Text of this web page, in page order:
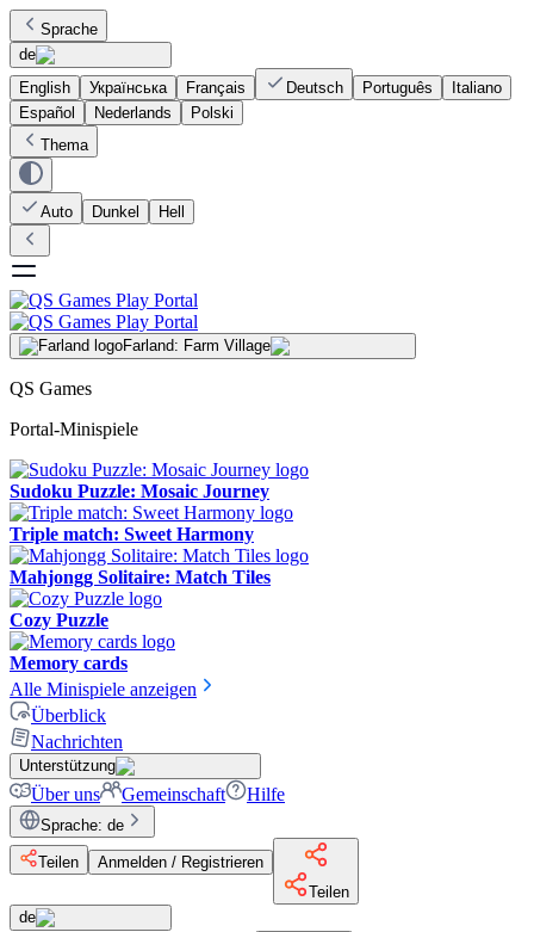
Sprache
de
English
Українська Français Deutsch Português
Italiano
Español
Nederlands
Polski
Thema
Auto Dunkel Hell
Farland: Farm Village
QS Games
Portal-Minispiele
Sudoku Puzzle: Mosaic Journey
Triple match: Sweet Harmony
Mahjongg Solitaire: Match Tiles
Cozy Puzzle
Memory cards
Alle Minispiele anzeigen
Überblick
Nachrichten
Unterstützung
Über uns Gemeinschaft Hilfe
Sprache: de
Teilen
Anmelden / Registrieren
Teilen
de